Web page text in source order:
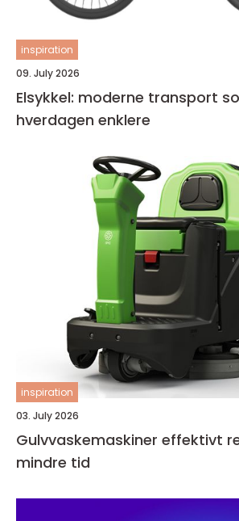
inspiration
09. July 2026
Elsykkel: moderne transport
hverdagen enklere
inspiration
03. July 2026
Gulvvaskemaskiner effektivt renhold på
mindre tid